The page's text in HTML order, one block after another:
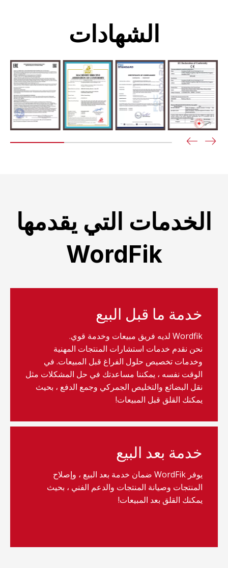
الشهادات
الخدمات التي يقدمها
WordFik
خدمة ما قبل البيع
Wordfik لديه فريق مبيعات وخدمة قوي.
نحن نقدم خدمات استشارات المنتجات المهنية
وخدمات تخصيص حلول الفراغ قبل المبيعات. في
الوقت نفسه ، يمكننا مساعدتك في حل المشكلات مثل
نقل البضائع والتخليص الجمركي وجمع الدفع ، بحيث
يمكنك القلق قبل المبيعات!
خدمة بعد البيع
يوفر WordFik ضمان خدمة بعد البيع ، وإصلاح
المنتجات وصيانة المنتجات والدعم الفني ، بحيث
يمكنك القلق بعد المبيعات!